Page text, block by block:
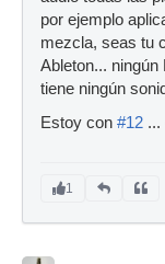
por ejemplo
mezcla, seas tu
Ableton...
tiene ningún
Estoy con #12 ...
1